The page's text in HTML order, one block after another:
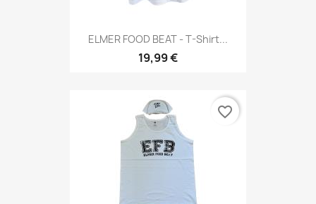
ELMER FOOD BEAT - T-Shirt...
19,99 €
favorite_border